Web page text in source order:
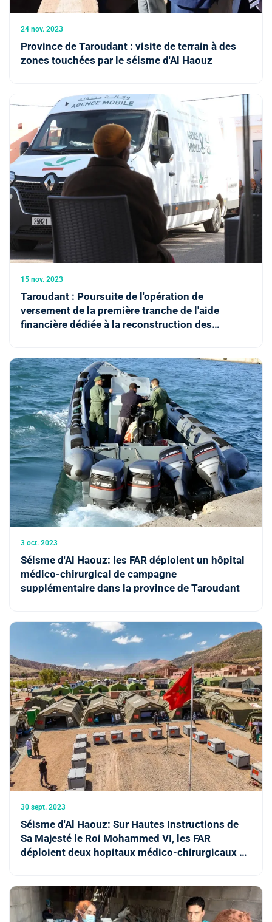
24 nov. 2023
Province de Taroudant : visite de terrain à des
zones touchées par le séisme d'Al Haouz
15 nov. 2023
Taroudant : Poursuite de l'opération de
versement de la première tranche de l'aide
financière dédiée à la reconstruction des
3 oct. 2023
Séisme d'Al Haouz: les FAR déploient un hôpital
médico-chirurgical de campagne
supplémentaire dans la province de Taroudant
30 sept. 2023
Séisme d'Al Haouz: Sur Hautes Instructions de
Sa Majesté le Roi Mohammed VI, les FAR
déploient deux hopitaux médico-chirurgicaux de